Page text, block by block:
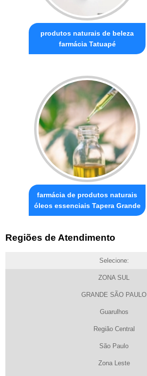
produtos naturais de beleza
farmácia Tatuapé
farmácia de produtos naturais
óleos essenciais Tapera Grande
Regiões de Atendimento
Selecione:
ZONA SUL
GRANDE SÃO PAULO
Guarulhos
Região Central
São Paulo
Zona Leste